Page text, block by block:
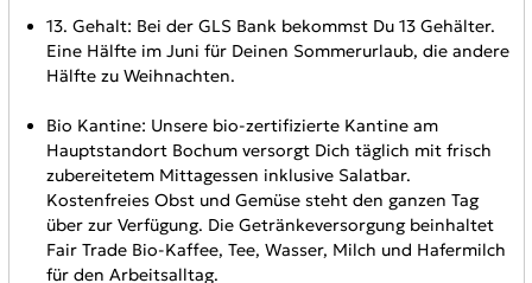
13. Gehalt: Bei der GLS Bank bekommst Du 13 Gehälter.
Eine Hälfte im Juni für Deinen Sommerurlaub, die andere
Hälfte zu Weihnachten.
Bio Kantine: Unsere bio-zertifizierte Kantine am
Hauptstandort Bochum versorgt Dich täglich mit frisch
zubereitetem Mittagessen inklusive Salatbar.
Kostenfreies Obst und Gemüse steht den ganzen Tag
über zur Verfügung. Die Getränkeversorgung beinhaltet
Fair Trade Bio-Kaffee, Tee, Wasser, Milch und Hafermilch
für den Arbeitsalltag.